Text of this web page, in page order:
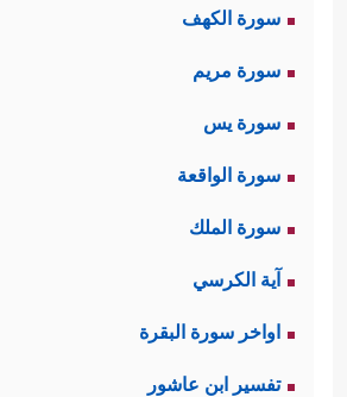
سورة الكهف
سورة مريم
سورة يس
سورة الواقعة
سورة الملك
آية الكرسي
اواخر سورة البقرة
تفسير ابن عاشور